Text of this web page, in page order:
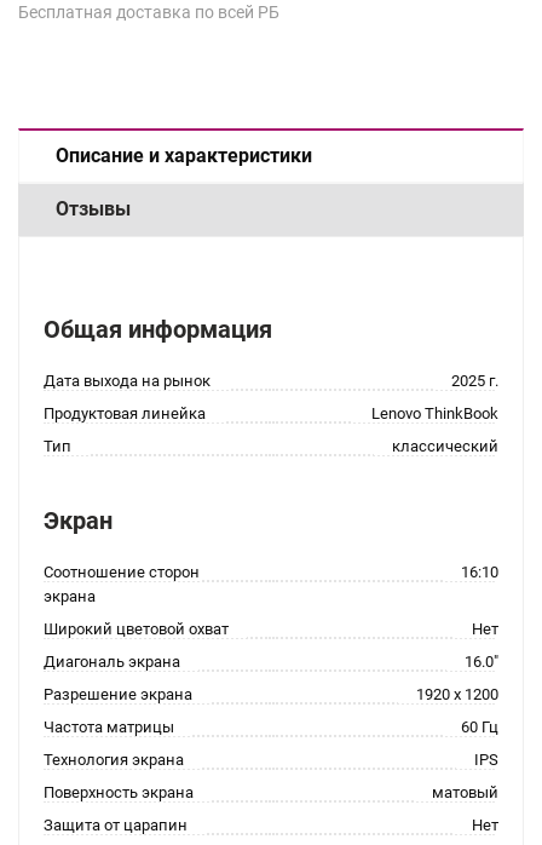
Бесплатная доставка по всей РБ
Описание и характеристики
Отзывы
Общая информация
Дата выхода на рынок
2025 г.
Продуктовая линейка
Lenovo ThinkBook
Тип
классический
Экран
Соотношение сторон
экрана
16:10
Широкий цветовой охват
Нет
Диагональ экрана
16.0"
Разрешение экрана
1920 x 1200
Частота матрицы
60 Гц
Технология экрана
IPS
Поверхность экрана
матовый
Защита от царапин
Нет